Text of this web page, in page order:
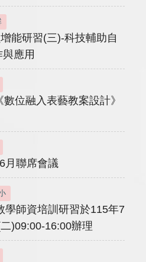
能研習(三)-科技輔助自
應用
位融入表藝教案設計》
月聯席會議
學師資培訓研習於115年7
)09:00-16:00辦理